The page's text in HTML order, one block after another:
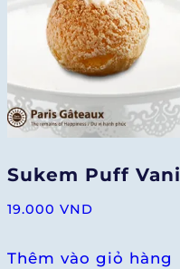
Sukem Puff Vani
19.000 VND
Thêm vào giỏ hàng